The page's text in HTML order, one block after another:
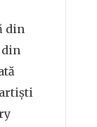
din
din